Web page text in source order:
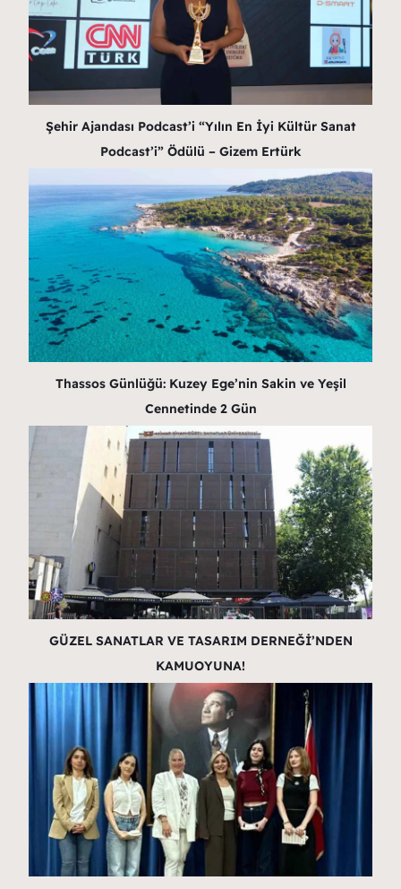
Şehir Ajandası Podcast’i “Yılın En İyi Kültür Sanat
Podcast’i” Ödülü – Gizem Ertürk
Thassos Günlüğü: Kuzey Ege’nin Sakin ve Yeşil
Cennetinde 2 Gün
GÜZEL SANATLAR VE TASARIM DERNEĞİ’NDEN
KAMUOYUNA!